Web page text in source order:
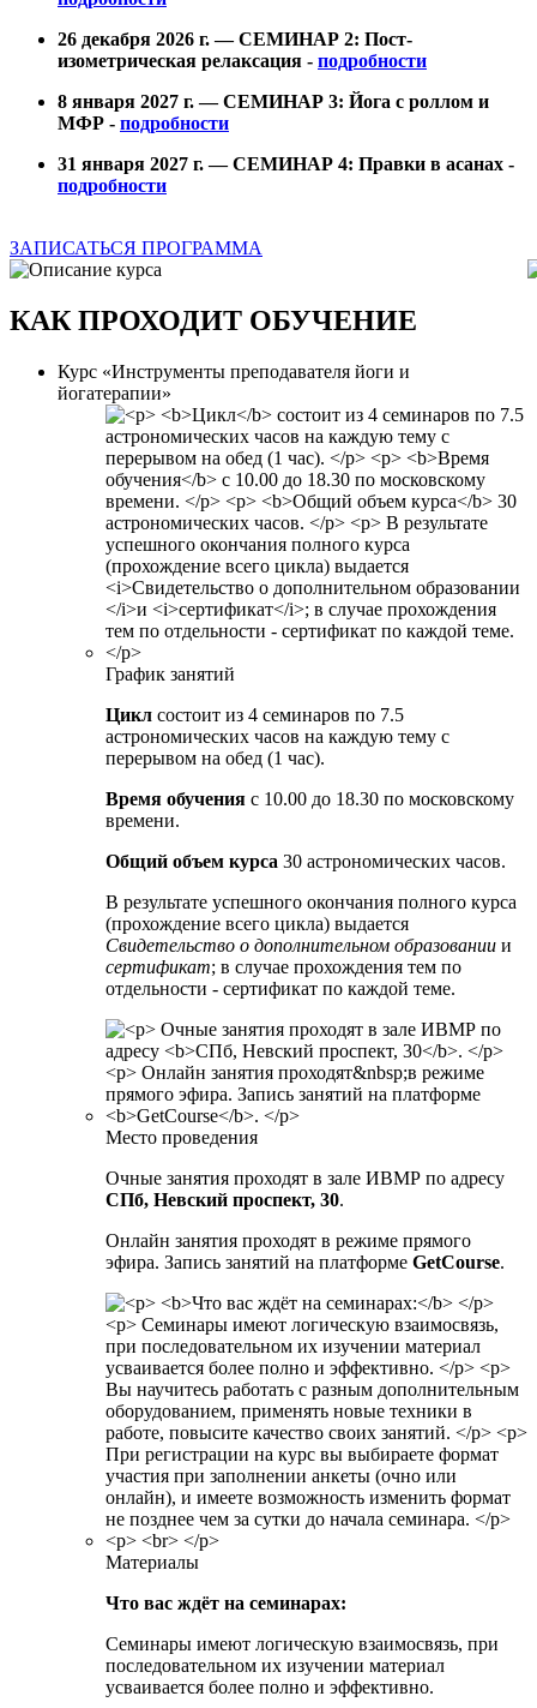
26 декабря 2026 г. — СЕМИНАР 2: Пост-
изометрическая релаксация - подробности
8 января 2027 г. — СЕМИНАР 3: Йога с роллом и
МФР - подробности
31 января 2027 г. — СЕМИНАР 4: Правки в асанах -
подробности
ЗАПИСАТЬСЯ ПРОГРАММА
КАК ПРОХОДИТ ОБУЧЕНИЕ
Курс «Инструменты преподавателя йоги и
йогатерапии»
График занятий
Цикл состоит из 4 семинаров по 7.5
астрономических часов на каждую тему с
перерывом на обед (1 час).
Время обучения с 10.00 до 18.30 по московскому
времени.
Общий объем курса 30 астрономических часов.
В результате успешного окончания полного курса
(прохождение всего цикла) выдается
Свидетельство о дополнительном образовании и
сертификат; в случае прохождения тем по
отдельности - сертификат по каждой теме.
Место проведения
Очные занятия проходят в зале ИВМР по адресу
СПб, Невский проспект, 30.
Онлайн занятия проходят в режиме прямого
эфира. Запись занятий на платформе GetCourse.
Материалы
Что вас ждёт на семинарах:
Семинары имеют логическую взаимосвязь, при
последовательном их изучении материал
усваивается более полно и эффективно.